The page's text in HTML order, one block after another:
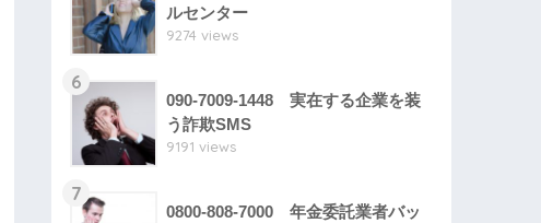
ルセンター
9274 views
6
090-7009-1448 実在する企業を装
う詐欺SMS
9191 views
7
0800-808-7000 年金委託業者バッ